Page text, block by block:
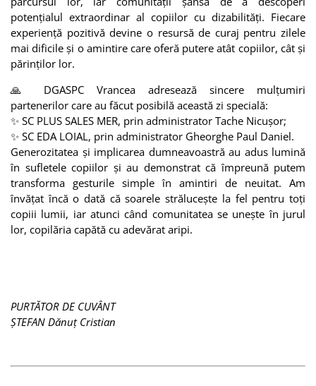
potențialul extraordinar al copiilor cu dizabilități. Fiecare
experiență pozitivă devine o resursă de curaj pentru zilele
mai dificile și o amintire care oferă putere atât copiilor, cât și
părinților lor.
🙏 DGASPC Vrancea adresează sincere mulțumiri
partenerilor care au făcut posibilă această zi specială:
✨ SC PLUS SALES MER, prin administrator Tache Nicușor;
✨ SC EDA LOIAL, prin administrator Gheorghe Paul Daniel.
Generozitatea și implicarea dumneavoastră au adus lumină
în sufletele copiilor și au demonstrat că împreună putem
transforma gesturile simple în amintiri de neuitat. Am
învățat încă o dată că soarele strălucește la fel pentru toți
copiii lumii, iar atunci când comunitatea se unește în jurul
lor, copilăria capătă cu adevărat aripi.
PURTĂTOR DE CUVÂNT
ȘTEFAN Dănuț Cristian